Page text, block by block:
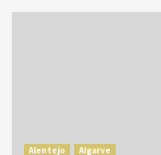
Alentejo
Algarve